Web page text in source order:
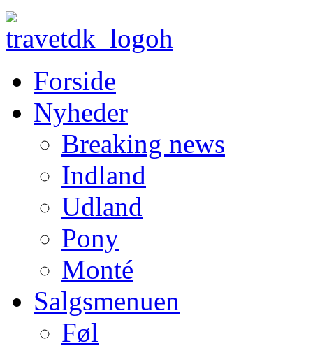
Forside
Nyheder
Breaking news
Indland
Udland
Pony
Monté
Salgsmenuen
Føl